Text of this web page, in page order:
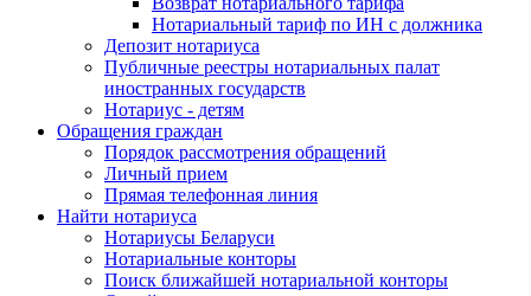
Нотариальный тариф по ИН с должника
Депозит нотариуса
Публичные реестры нотариальных палат
иностранных государств
Нотариус - детям
Обращения граждан
Порядок рассмотрения обращений
Личный прием
Прямая телефонная линия
Найти нотариуса
Нотариусы Беларуси
Нотариальные конторы
Поиск ближайшей нотариальной конторы